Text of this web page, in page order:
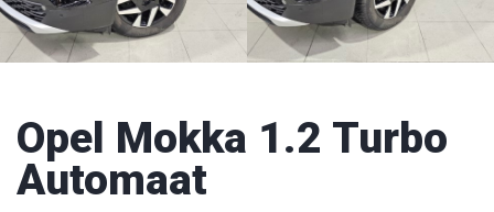
Opel Mokka 1.2 Turbo
Automaat